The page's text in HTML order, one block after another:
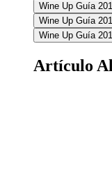
Wine Up Guía
Wine Up Guía
Wine Up Guía
Artículo